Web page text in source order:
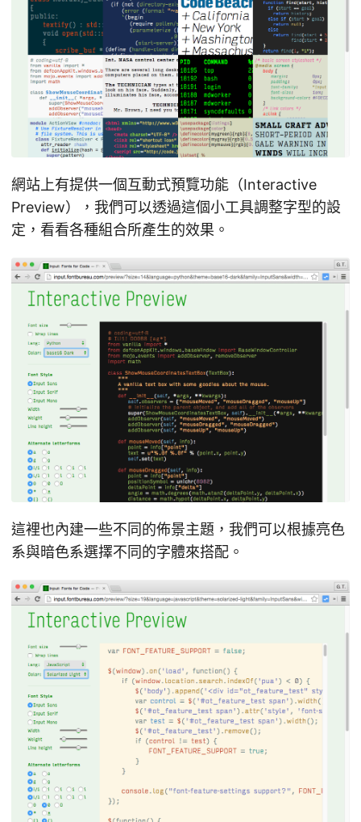
網站上有提供一個互動式預覽功能（Interactive
Preview），我們可以透過這個小工具調整字型的設
定，看看各種組合所產生的效果。
這裡也內建一些不同的佈景主題，我們可以根據亮色
系與暗色系選擇不同的字體來搭配。